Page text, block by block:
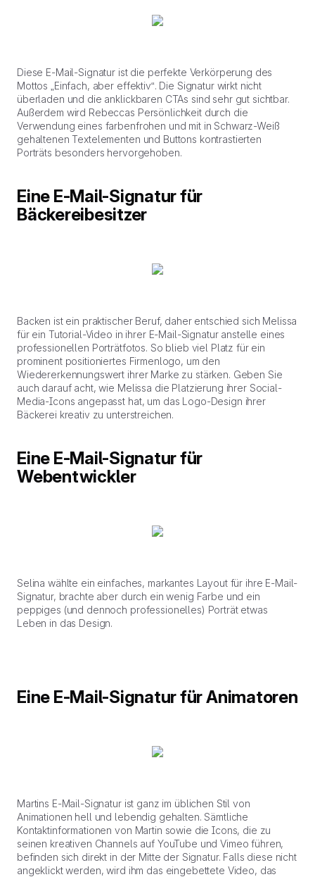
Diese E-Mail-Signatur ist die perfekte Verkörperung des
Mottos „Einfach, aber effektiv“. Die Signatur wirkt nicht
überladen und die anklickbaren CTAs sind sehr gut sichtbar.
Außerdem wird Rebeccas Persönlichkeit durch die
Verwendung eines farbenfrohen und mit in Schwarz-Weiß
gehaltenen Textelementen und Buttons kontrastierten
Porträts besonders hervorgehoben.
Eine E-Mail-Signatur für
Bäckereibesitzer
Backen ist ein praktischer Beruf, daher entschied sich Melissa
für ein Tutorial-Video in ihrer E-Mail-Signatur anstelle eines
professionellen Porträtfotos. So blieb viel Platz für ein
prominent positioniertes Firmenlogo, um den
Wiedererkennungswert ihrer Marke zu stärken. Geben Sie
auch darauf acht, wie Melissa die Platzierung ihrer Social-
Media-Icons angepasst hat, um das Logo-Design ihrer
Bäckerei kreativ zu unterstreichen.
Eine E-Mail-Signatur für
Webentwickler
Selina wählte ein einfaches, markantes Layout für ihre E-Mail-
Signatur, brachte aber durch ein wenig Farbe und ein
peppiges (und dennoch professionelles) Porträt etwas
Leben in das Design.
Eine E-Mail-Signatur für Animatoren
Martins E-Mail-Signatur ist ganz im üblichen Stil von
Animationen hell und lebendig gehalten. Sämtliche
Kontaktinformationen von Martin sowie die Icons, die zu
seinen kreativen Channels auf YouTube und Vimeo führen,
befinden sich direkt in der Mitte der Signatur. Falls diese nicht
angeklickt werden, wird ihm das eingebettete Video, das